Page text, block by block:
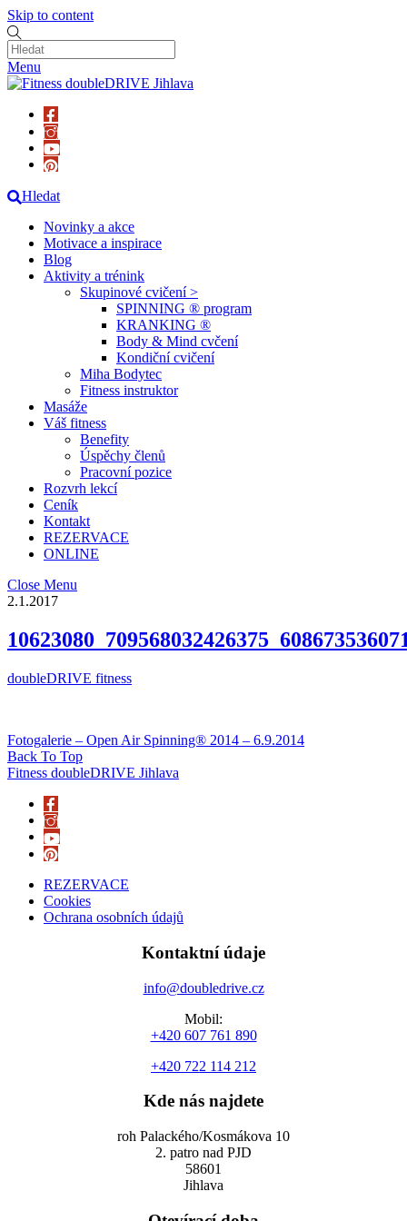
Skip to content
Menu
Hledat
Novinky a akce
Motivace a inspirace
Blog
Aktivity a trénink
Skupinové cvičení >
SPINNING ® program
KRANKING ®
Body & Mind cvčení
Kondiční cvičení
Miha Bodytec
Fitness instruktor
Masáže
Váš fitness
Benefity
Úspěchy členů
Pracovní pozice
Rozvrh lekcí
Ceník
Kontakt
REZERVACE
ONLINE
Close Menu
2.1.2017
doubleDRIVE fitness
Fotogalerie – Open Air Spinning® 2014 – 6.9.2014
Back To Top
Fitness doubleDRIVE Jihlava
REZERVACE
Cookies
Ochrana osobních údajů
Kontaktní údaje
info@doubledrive.cz
Mobil:
+420 607 761 890
+420 722 114 212
Kde nás najdete
roh Palackého/Kosmákova 10
2. patro nad PJD
58601
Jihlava